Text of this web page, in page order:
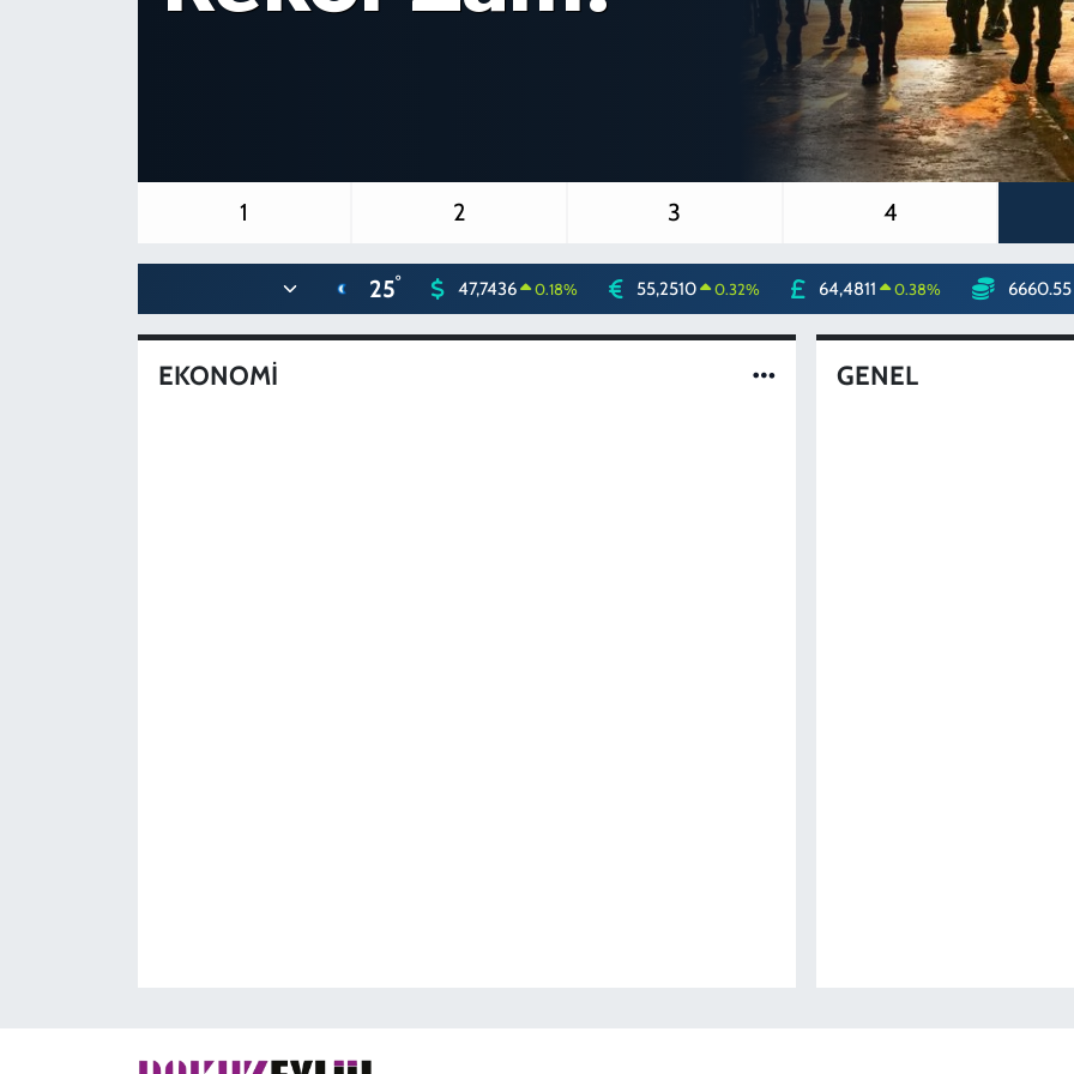
1 2 3 4
25° 47,7436 0.18% 55,2510 0.32% 64,4811 0.38% 6660.55
EKONOMİ GENEL